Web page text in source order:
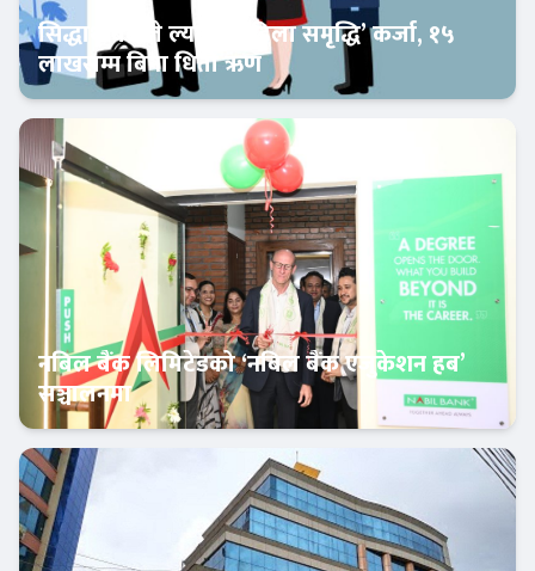
सिद्धार्थ बैंकले ल्यायो ‘महिला समृद्धि’ कर्जा, १५
लाखसम्म बिना धितो ऋण
बैंक-वित्त
नबिल बैंक लिमिटेडको ‘नबिल बैंक एजुकेशन हब’
सञ्चालनमा